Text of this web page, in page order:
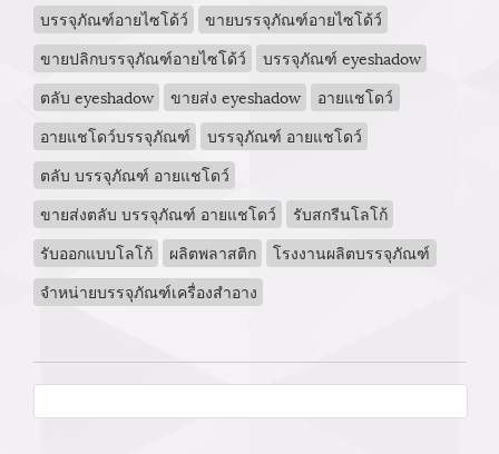
บรรจุภัณฑ์อายไซโด้ว์
ขายบรรจุภัณฑ์อายไซโด้ว์
ขายปลิกบรรจุภัณฑ์อายไซโด้ว์
บรรจุภัณฑ์ eyeshadow
ตลับ eyeshadow
ขายส่ง eyeshadow
อายแชโดว์
อายแชโดว์บรรจุภัณฑ์
บรรจุภัณฑ์ อายแชโดว์
ตลับ บรรจุภัณฑ์ อายแชโดว์
ขายส่งตลับ บรรจุภัณฑ์ อายแชโดว์
รับสกรีนโลโก้
รับออกแบบโลโก้
ผลิตพลาสติก
โรงงานผลิตบรรจุภัณฑ์
จำหน่ายบรรจุภัณฑ์เครื่องสำอาง